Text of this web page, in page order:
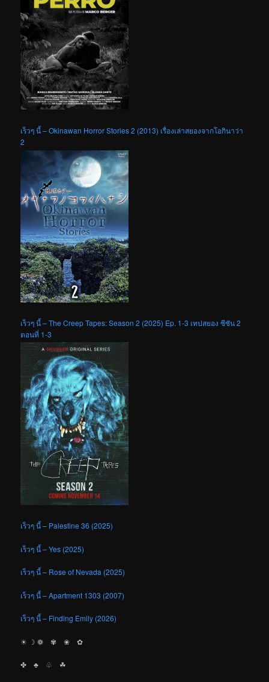
เร็วๆ นี้ – Okinawan Horror Stories 2 (2013) เรื่องเล่าสยองจากโอกินาว่า
2
เร็วๆ นี้ – The Creep Tapes: Season 2 (2025) Ep. 1-3 เทปสยอง ซีซัน 2
ตอนที่ 1-3
เร็วๆ นี้ – Palestine 36 (2025)
เร็วๆ นี้ – Yes (2025)
เร็วๆ นี้ – Rose of Nevada (2025)
เร็วๆ นี้ – Apartment 1303 (2007)
เร็วๆ นี้ – Finding Emily (2026)
☀︎ ☽ ❁ ✾ ❀ ✿
✤ ♣︎ ♧ ☘︎